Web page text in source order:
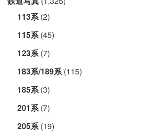
113系(2)
115系(45)
123系(7)
183系/189系(115)
185系(3)
201系(7)
205系(19)